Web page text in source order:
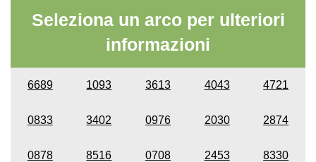
Seleziona un arco per ulteriori
informazioni
6689 1093 3613 4043 4721
0833 3402 0976 2030 2874
0878 8516 0708 2453 8330